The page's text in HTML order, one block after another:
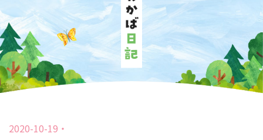
2020-10-19